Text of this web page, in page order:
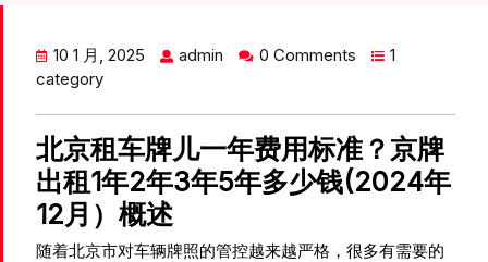
10 1 月, 2025 admin 0 Comments
1
category
北京租车牌儿一年费用标准？京牌
出租1年2年3年5年多少钱(2024年
12月）概述
随着北京市对车辆牌照的管控越来越严格，很多有需要的